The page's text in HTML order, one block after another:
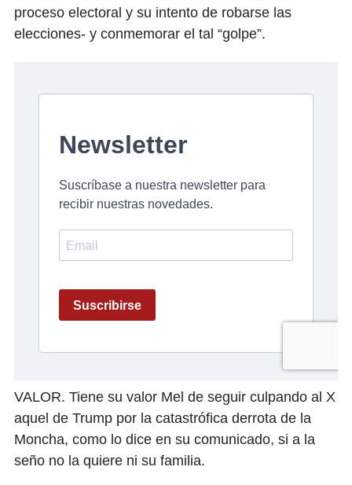
proceso electoral y su intento de robarse las
elecciones- y conmemorar el tal “golpe”.
VALOR. Tiene su valor Mel de seguir culpando al X
aquel de Trump por la catastrófica derrota de la
Moncha, como lo dice en su comunicado, si a la
seño no la quiere ni su familia.